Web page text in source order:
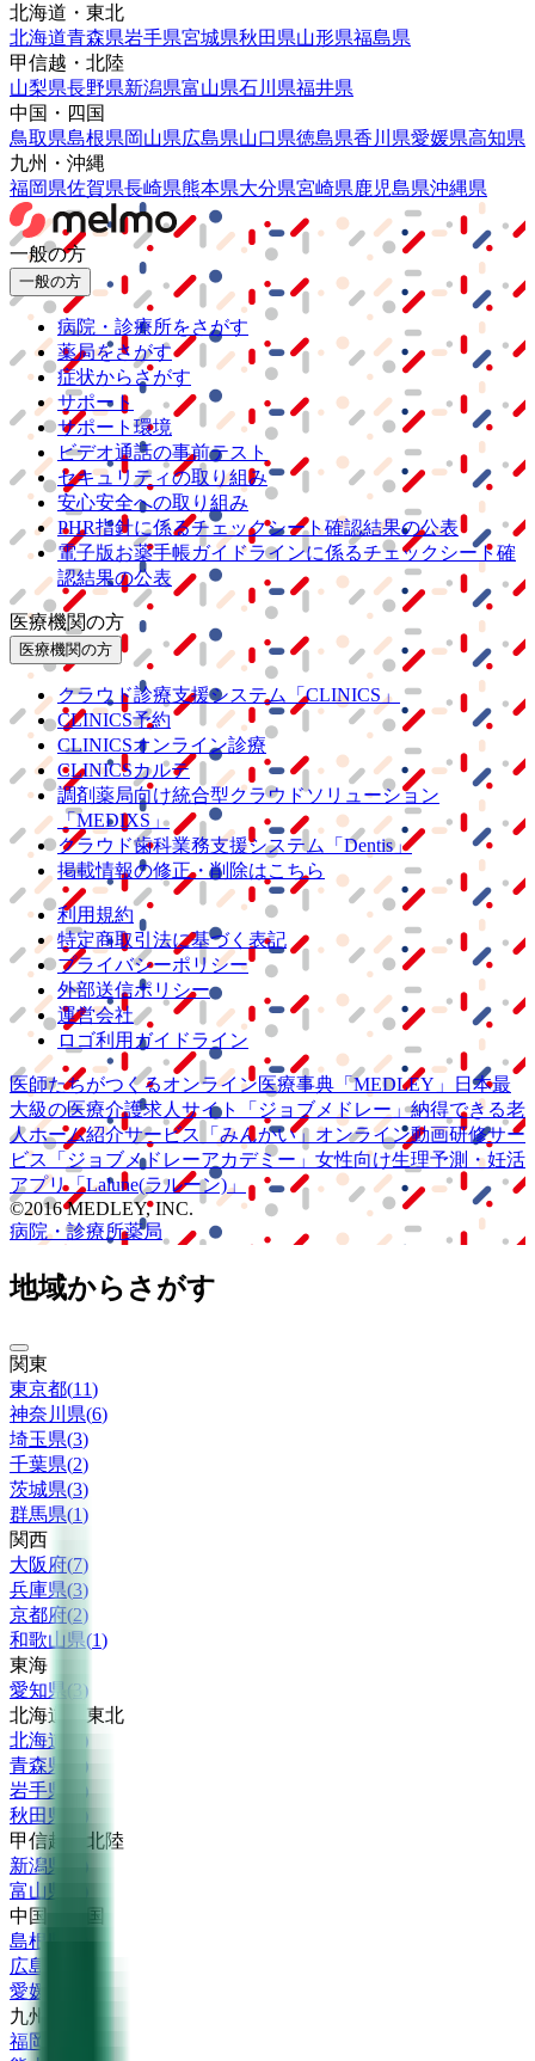
北海道・東北
北海道青森県岩手県宮城県秋田県山形県福島県
甲信越・北陸
山梨県長野県新潟県富山県石川県福井県
中国・四国
鳥取県島根県岡山県広島県山口県徳島県香川県愛媛県高知県
九州・沖縄
福岡県佐賀県長崎県熊本県大分県宮崎県鹿児島県沖縄県
一般の方
一般の方
病院・診療所をさがす
薬局をさがす
症状からさがす
サポート
サポート環境
ビデオ通話の事前テスト
セキュリティの取り組み
安心安全への取り組み
PHR指針に係るチェックシート確認結果の公表
電子版お薬手帳ガイドラインに係るチェックシート確
認結果の公表
医療機関の方
医療機関の方
クラウド診療支援システム
「CLINICS」
CLINICS予約
CLINICSオンライン診療
CLINICSカルテ
調剤薬局向け統合型クラウドソリューション
「MEDIXS」
クラウド歯科業務支援システム
「Dentis」
掲載情報の修正・削除はこちら
利用規約
特定商取引法に基づく表記
プライバシーポリシー
外部送信ポリシー
運営会社
ロゴ利用ガイドライン
医師たちがつくるオンライン医療事典 「MEDLEY」
日本最
大級の医療介護求人サイト 「ジョブメドレー」納得できる老
人ホーム紹介サービス
「みんかい」 オンライン動画研修サー
ビス
「ジョブメドレーアカデミー」 女性向け生理予測・妊活
アプリ「Lalune(ラルーン)」
©2016 MEDLEY, INC.
病院・診療所薬局
地域からさがす
関東
東京都(11)
神奈川県(6)
埼玉県(3)
千葉県(2)
茨城県(3)
群馬県(1)
関西
大阪府(7)
兵庫県(3)
京都府(2)
和歌山県(1)
東海
愛知県 ( 3 )
北海道・東北
北海道
)
青森県
)
岩手県
)
秋田県
甲信越・北陸
新潟県
)
富山県
中国・四国
島根県
広島県
愛媛県
九州・沖縄
福岡県